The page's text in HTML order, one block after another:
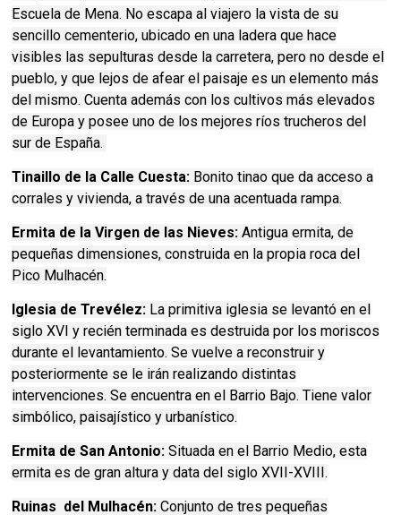
Escuela de Mena. No escapa al viajero la vista de su
sencillo cementerio, ubicado en una ladera que hace
visibles las sepulturas desde la carretera, pero no desde el
pueblo, y que lejos de afear el paisaje es un elemento más
del mismo. Cuenta además con los cultivos más elevados
de Europa y posee uno de los mejores ríos trucheros del
sur de España.
Tinaillo de la Calle Cuesta: Bonito tinao que da acceso a
corrales y vivienda, a través de una acentuada rampa.
Ermita de la Virgen de las Nieves: Antigua ermita, de
pequeñas dimensiones, construida en la propia roca del
Pico Mulhacén.
Iglesia de Trevélez: La primitiva iglesia se levantó en el
siglo XVI y recién terminada es destruida por los moriscos
durante el levantamiento. Se vuelve a reconstruir y
posteriormente se le irán realizando distintas
intervenciones. Se encuentra en el Barrio Bajo. Tiene valor
simbólico, paisajístico y urbanístico.
Ermita de San Antonio:Situada en el Barrio Medio, esta
ermita es de gran altura y data del siglo XVII-XVIII.
Ruinas del Mulhacén: Conjunto de tres pequeñas